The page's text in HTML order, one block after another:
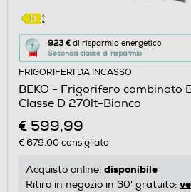
923 € di risparmio energetico
Seconda classe di risparmio
Questa
azione
aprirà
il
Calcolatore
di
risparmio
energetico
di
FRIGORIFERI DA INCASSO
BEKO - Frigorifero combinato
Classe D 270lt-Bianco
€ 599,99
€ 679,00consigliato
Acquisto online: disponibile
Ritiro in negozio in 30' gratuito: